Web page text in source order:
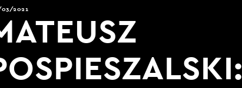
2021